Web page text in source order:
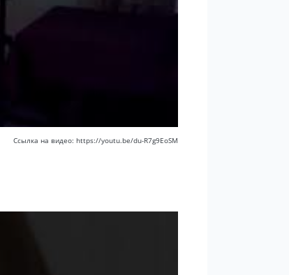
Ссылка на видео: https://youtu.be/du-R7g9EoSM